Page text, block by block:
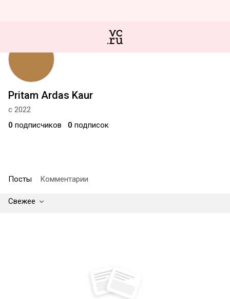
Pritam Ardas Kaur
с 2022
0 подписчиков 0 подписок
Посты Комментарии
Свежее